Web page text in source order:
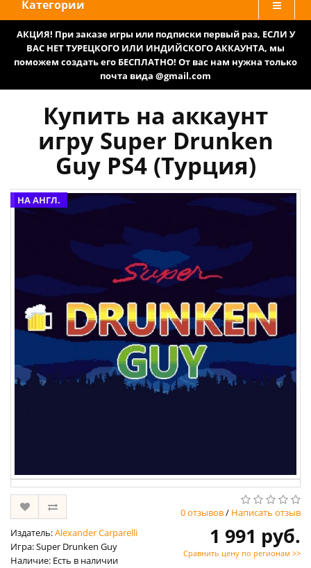
Категории
АКЦИЯ! При заказе игры или подписки первый раз, ЕСЛИ У
ВАС НЕТ ТУРЕЦКОГО ИЛИ ИНДИЙСКОГО АККАУНТА, мы
поможем создать его БЕСПЛАТНО! От вас нам нужна только
почта вида @gmail.com
Купить на аккаунт
игру Super Drunken
Guy PS4 (Турция)
НА АНГЛ.
0 отзывов/ Написать отзыв
Издатель:Alexander Carparelli
Игра: Super Drunken Guy
Наличие: Есть в наличии
1 991 руб.
Сравнить цену по регионам >>